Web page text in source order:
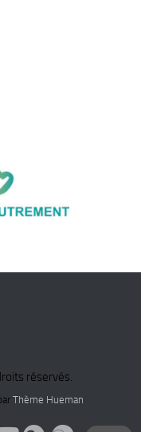
réservés.
Thème Hueman